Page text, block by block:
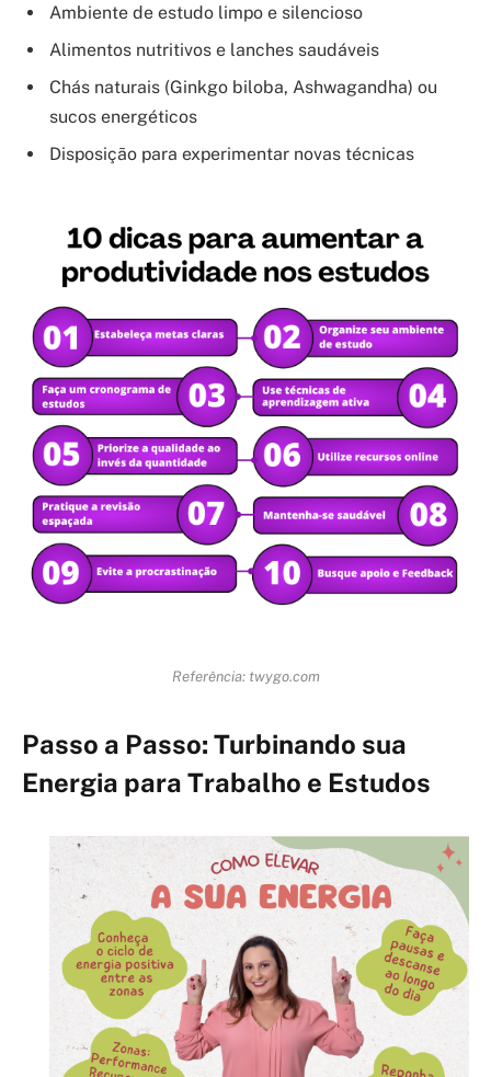
Ambiente de estudo limpo e silencioso
Alimentos nutritivos e lanches saudáveis
Chás naturais (Ginkgo biloba, Ashwagandha) ou
sucos energéticos
Disposição para experimentar novas técnicas
Referência: twygo.com
Passo a Passo: Turbinando sua
Energia para Trabalho e Estudos